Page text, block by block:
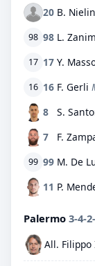
20 B.
98 98 L.
17 17 Y.
16 16 F. Gerli
8
S.
7
F.
99 99 M. De
11 P.
Palermo 3-4-
All. Filippo